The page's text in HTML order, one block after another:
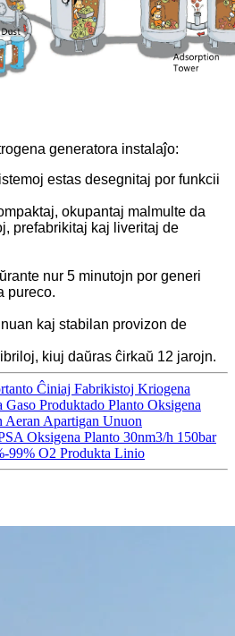
generatora instalaĵo:
estas desegnitaj por funkcii
okupantaj malmulte da
prefabrikitaj kaj liveritaj de
nur 5 minutojn por generi
pureco.
kaj stabilan provizon de
kiuj daŭras ĉirkaŭ 12 jarojn.
Ĉiniaj Fabrikistoj Kriogena
Produktado Planto Oksigena
Aeran Apartigan Unuon
Oksigena Planto 30nm3/h 150bar
99% O2 Produkta Linio